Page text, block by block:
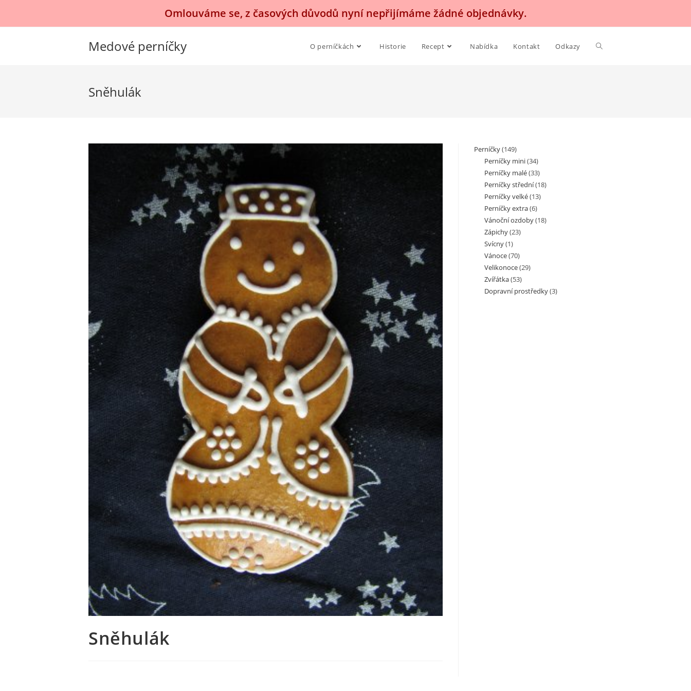
Omlouváme se, z časových důvodů nyní nepřijímáme žádné objednávky.
Medové perníčky O perníčkách Historie Recept Nabídka Kontakt Odkazy
Sněhulák
Sněhulák
Perníčky(149)
Perníčky mini(34)
Perníčky malé(33)
Perníčky střední(18)
Perníčky velké(13)
Perníčky extra(6)
Vánoční ozdoby(18)
Zápichy(23)
Svícny(1)
Vánoce(70)
Velikonoce(29)
Zvířátka(53)
Dopravní prostředky(3)